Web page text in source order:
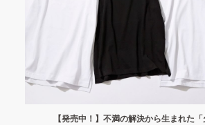
【発売中！】不満の解決から生まれた